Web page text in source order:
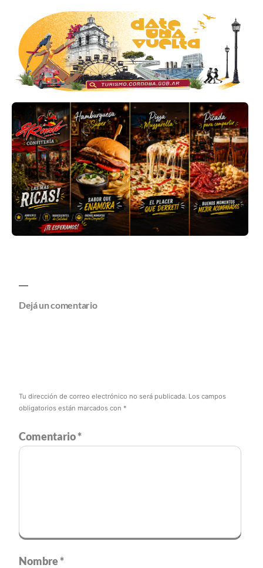
Dejá un comentario
Tu dirección de correo electrónico no será publicada. Los campos
obligatorios están marcados con *
Comentario*
Nombre*